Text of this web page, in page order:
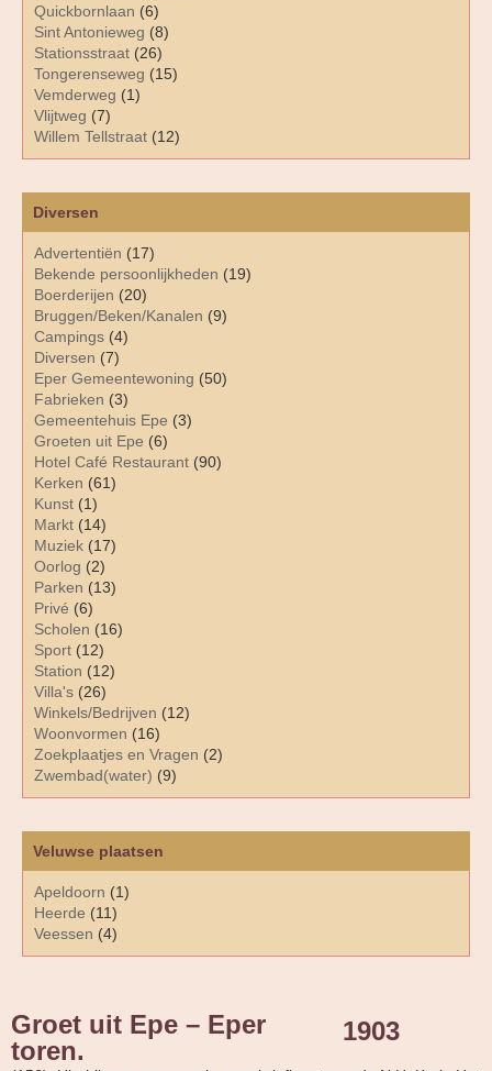
Diversen
Advertentiën (17)
Bekende persoonlijkheden (19)
Boerderijen (20)
Bruggen/Beken/Kanalen (9)
Campings (4)
Diversen (7)
Eper Gemeentewoning (50)
Fabrieken (3)
Gemeentehuis Epe (3)
Groeten uit Epe (6)
Hotel Café Restaurant (90)
Kerken (61)
Kunst (1)
Markt (14)
Muziek (17)
Oorlog (2)
Parken (13)
Privé (6)
Scholen (16)
Sport (12)
Station (12)
Villa's (26)
Winkels/Bedrijven (12)
Woonvormen (16)
Zoekplaatjes en Vragen (2)
Zwembad(water) (9)
Quickbornlaan (6)
Sint Antonieweg (8)
Stationsstraat (26)
Tongerenseweg (15)
Vemderweg (1)
Vlijtweg (7)
Willem Tellstraat (12)
Veluwse plaatsen
Apeldoorn (1)
Heerde (11)
Veessen (4)
Groet uit Epe – Eper
toren.
1903